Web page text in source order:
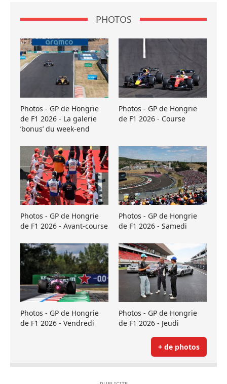
PHOTOS
Photos - GP de Hongrie
de F1 2026 - La galerie
’bonus’ du week-end
Photos - GP de Hongrie
de F1 2026 - Course
Photos - GP de Hongrie
de F1 2026 - Avant-course
Photos - GP de Hongrie
de F1 2026 - Samedi
Photos - GP de Hongrie
de F1 2026 - Vendredi
Photos - GP de Hongrie
de F1 2026 - Jeudi
+ de photos